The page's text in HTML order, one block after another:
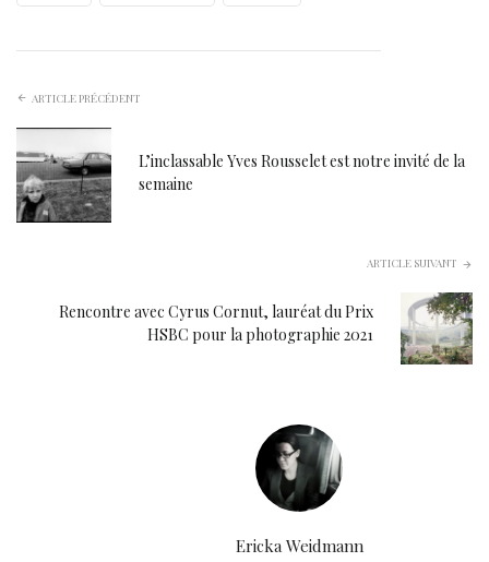
ARTICLE PRÉCÉDENT
L’inclassable Yves Rousselet est notre invité de la
semaine
ARTICLE SUIVANT
Rencontre avec Cyrus Cornut, lauréat du Prix
HSBC pour la photographie 2021
Ericka Weidmann